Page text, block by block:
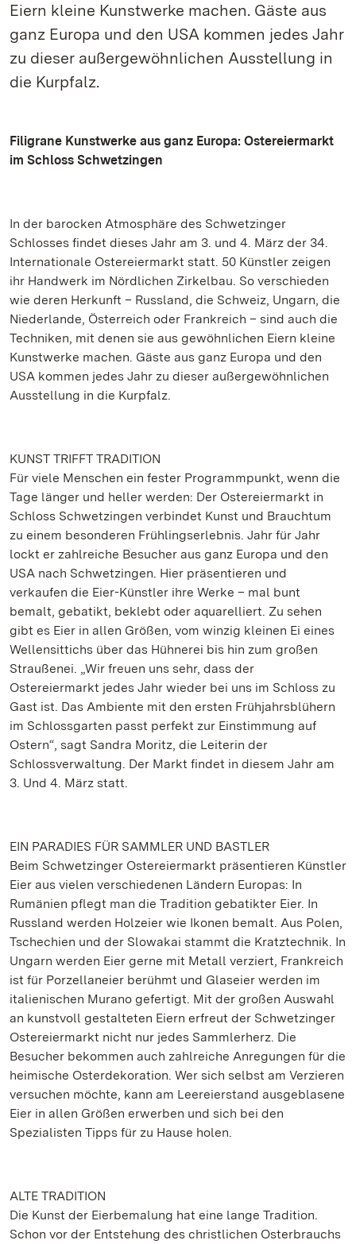
Eiern kleine Kunstwerke machen. Gäste aus
ganz Europa und den USA kommen jedes Jahr
zu dieser außergewöhnlichen Ausstellung in
die Kurpfalz.
Filigrane Kunstwerke aus ganz Europa: Ostereiermarkt
im Schloss Schwetzingen
In der barocken Atmosphäre des Schwetzinger
Schlosses findet dieses Jahr am 3. und 4. März der 34.
Internationale Ostereiermarkt statt. 50 Künstler zeigen
ihr Handwerk im Nördlichen Zirkelbau. So verschieden
wie deren Herkunft – Russland, die Schweiz, Ungarn, die
Niederlande, Österreich oder Frankreich – sind auch die
Techniken, mit denen sie aus gewöhnlichen Eiern kleine
Kunstwerke machen. Gäste aus ganz Europa und den
USA kommen jedes Jahr zu dieser außergewöhnlichen
Ausstellung in die Kurpfalz.
KUNST TRIFFT TRADITION
Für viele Menschen ein fester Programmpunkt, wenn die
Tage länger und heller werden: Der Ostereiermarkt in
Schloss Schwetzingen verbindet Kunst und Brauchtum
zu einem besonderen Frühlingserlebnis. Jahr für Jahr
lockt er zahlreiche Besucher aus ganz Europa und den
USA nach Schwetzingen. Hier präsentieren und
verkaufen die Eier-Künstler ihre Werke – mal bunt
bemalt, gebatikt, beklebt oder aquarelliert. Zu sehen
gibt es Eier in allen Größen, vom winzig kleinen Ei eines
Wellensittichs über das Hühnerei bis hin zum großen
Straußenei. „Wir freuen uns sehr, dass der
Ostereiermarkt jedes Jahr wieder bei uns im Schloss zu
Gast ist. Das Ambiente mit den ersten Frühjahrsblühern
im Schlossgarten passt perfekt zur Einstimmung auf
Ostern“, sagt Sandra Moritz, die Leiterin der
Schlossverwaltung. Der Markt findet in diesem Jahr am
3. Und 4. März statt.
EIN PARADIES FÜR SAMMLER UND BASTLER
Beim Schwetzinger Ostereiermarkt präsentieren Künstler
Eier aus vielen verschiedenen Ländern Europas: In
Rumänien pflegt man die Tradition gebatikter Eier. In
Russland werden Holzeier wie Ikonen bemalt. Aus Polen,
Tschechien und der Slowakai stammt die Kratztechnik. In
Ungarn werden Eier gerne mit Metall verziert, Frankreich
ist für Porzellaneier berühmt und Glaseier werden im
italienischen Murano gefertigt. Mit der großen Auswahl
an kunstvoll gestalteten Eiern erfreut der Schwetzinger
Ostereiermarkt nicht nur jedes Sammlerherz. Die
Besucher bekommen auch zahlreiche Anregungen für die
heimische Osterdekoration. Wer sich selbst am Verzieren
versuchen möchte, kann am Leereierstand ausgeblasene
Eier in allen Größen erwerben und sich bei den
Spezialisten Tipps für zu Hause holen.
ALTE TRADITION
Die Kunst der Eierbemalung hat eine lange Tradition.
Schon vor der Entstehung des christlichen Osterbrauchs